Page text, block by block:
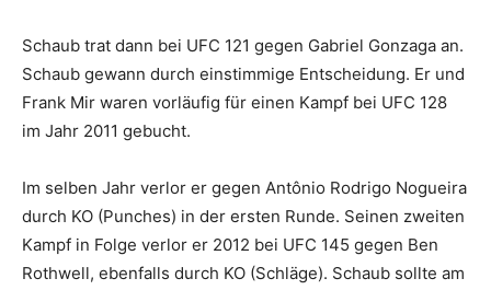
Schaub trat dann bei UFC 121 gegen Gabriel Gonzaga an.
Schaub gewann durch einstimmige Entscheidung. Er und
Frank Mir waren vorläufig für einen Kampf bei UFC 128
im Jahr 2011 gebucht.
Im selben Jahr verlor er gegen Antônio Rodrigo Nogueira
durch KO (Punches) in der ersten Runde. Seinen zweiten
Kampf in Folge verlor er 2012 bei UFC 145 gegen Ben
Rothwell, ebenfalls durch KO (Schläge). Schaub sollte am